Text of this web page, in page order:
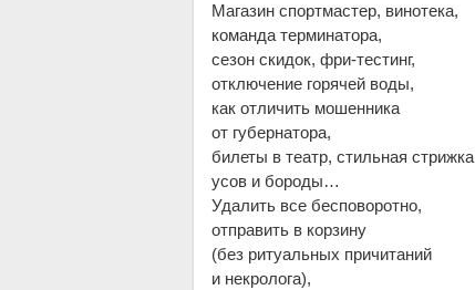
Магазин спортмастер, винотека,
команда терминатора,
сезон скидок, фри-тестинг,
отключение горячей воды,
как отличить мошенника
от губернатора,
билеты в театр, стильная стрижка
усов и бороды…
Удалить все бесповоротно,
отправить в корзину
(без ритуальных причитаний
и некролога),